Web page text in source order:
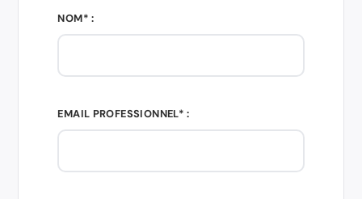
NOM* :
EMAIL PROFESSIONNEL* :